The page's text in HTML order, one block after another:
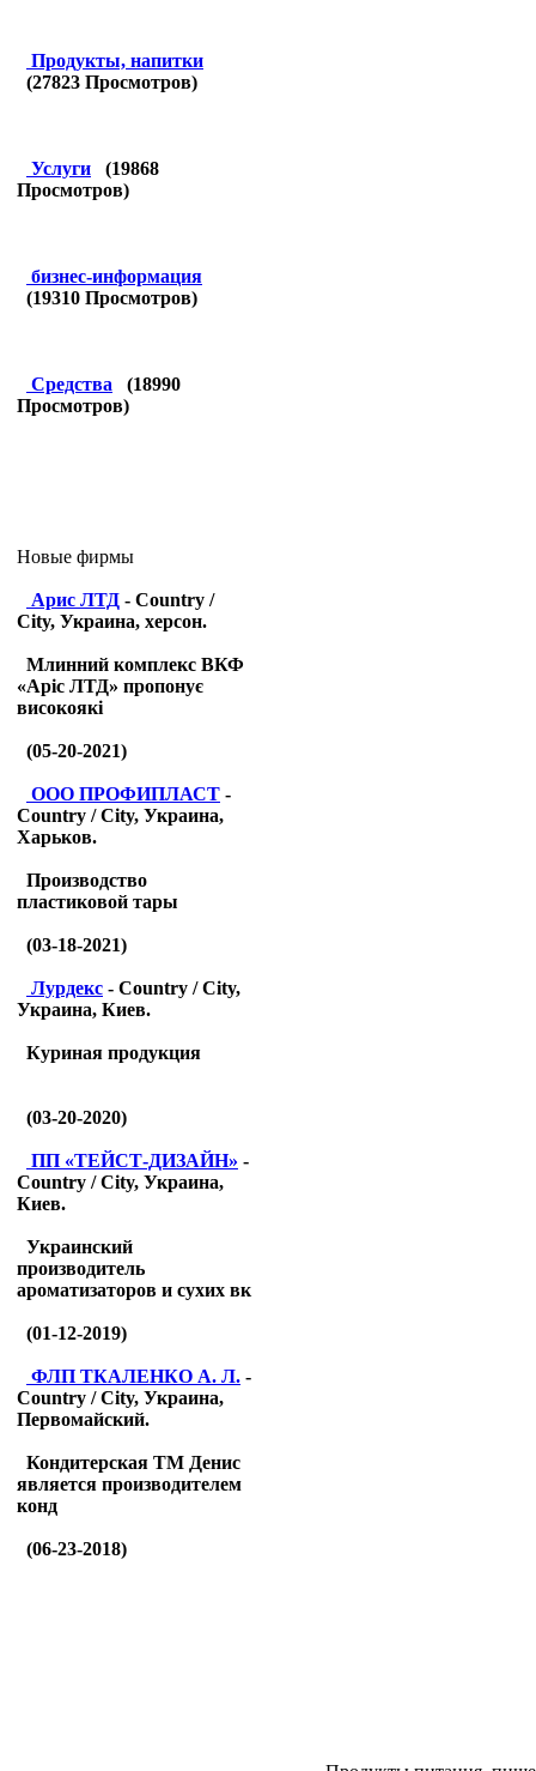
Продукты, напитки
(27823 Просмотров)
Услуги (19868
Просмотров)
бизнес-информация
(19310 Просмотров)
Средства (18990
Просмотров)
Новые фирмы
Арис ЛТД - Country /
City, Украина, херсон.
Млинний комплекс ВКФ
«Аріс ЛТД» пропонує
високоякі
(05-20-2021)
ООО ПРОФИПЛАСТ -
Country / City, Украина,
Харьков.
Производство
пластиковой тары
(03-18-2021)
Лурдекс - Country / City,
Украина, Киев.
Куриная продукция
(03-20-2020)
ПП «ТЕЙСТ-ДИЗАЙН» -
Country / City, Украина,
Киев.
Украинский
производитель
ароматизаторов и сухих вк
(01-12-2019)
ФЛП ТКАЛЕНКО А. Л. -
Country / City, Украина,
Первомайский.
Кондитерская ТМ Денис
является производителем
конд
(06-23-2018)